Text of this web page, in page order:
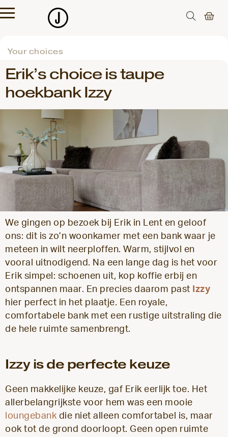
Your choices
Erik’s choice is taupe
hoekbank Izzy
We gingen op bezoek bij Erik in Lent en geloof
ons: dit is zo’n woonkamer met een bank waar je
meteen in wilt neerploffen. Warm, stijlvol en
vooral uitnodigend. Na een lange dag is het voor
Erik simpel: schoenen uit, kop koffie erbij en
ontspannen maar. En precies daarom past
Izzy
hier perfect in het plaatje. Een royale,
comfortabele bank met een rustige uitstraling die
de hele ruimte samenbrengt.
Izzy is de perfecte keuze
Geen makkelijke keuze, gaf Erik eerlijk toe. Het
allerbelangrijkste voor hem was een mooie
loungebank die niet alleen comfortabel is, maar
ook tot de grond doorloopt. Geen open ruimte